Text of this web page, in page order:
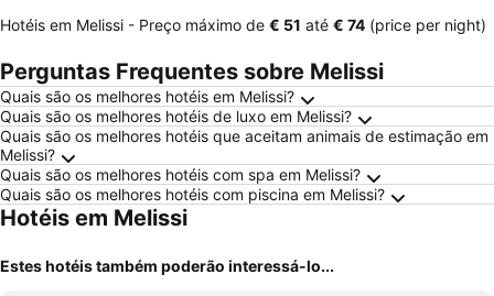
Hotéis em Melissi - Preço máximo de ‎€ 51 até ‎€ 74 (price per night)
Perguntas Frequentes sobre Melissi
Quais são os melhores hotéis em Melissi?
Quais são os melhores hotéis de luxo em Melissi?
Quais são os melhores hotéis que aceitam animais de estimação em
Melissi?
Quais são os melhores hotéis com spa em Melissi?
Quais são os melhores hotéis com piscina em Melissi?
Hotéis em Melissi
Estes hotéis também poderão interessá-lo...